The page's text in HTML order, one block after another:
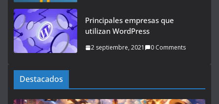
Principales empresas que
utilizan WordPress
2 septiembre, 2021 0 Comments
Destacados